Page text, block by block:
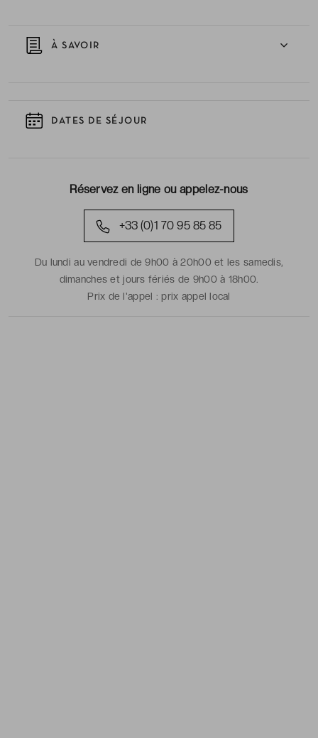
À SAVOIR
DATES DE SÉJOUR
Réservez en ligne ou appelez-nous
+33 (0)1 70 95 85 85
Du lundi au vendredi de 9h00 à 20h00 et les samedis,
dimanches et jours fériés de 9h00 à 18h00.
Prix de l'appel :prix appel local